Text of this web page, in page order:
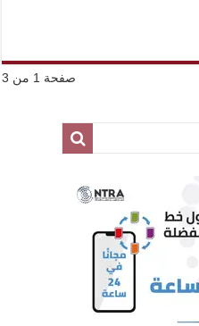
صفحة 1 من 3